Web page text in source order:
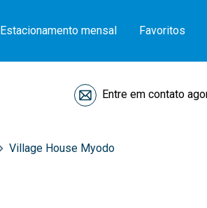
Estacionamento mensal Favoritos
Entre em contato
Village House Myodo